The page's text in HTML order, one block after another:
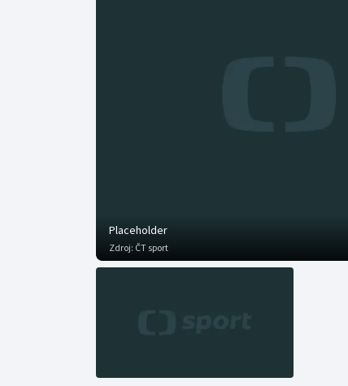
Placeholder
Zdroj: ČT sport